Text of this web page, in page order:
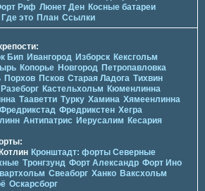
Риф Люнет Ден Косные батареи
Где это План Ссылки
Бип Ивангород Изборск Кексгольм
Копорье Новгород Петропавловка
Порхов Псков Старая Ладога Тихвин
Кастельхольм Кюменлинна
Тааветти Турку Хамина Хямеенлинна
Фредрикстад Фредрикстен Хегра
Антипатрис Иерусалим Кесария
Кронштадт: форты Северные
Тронгзунд Форт Александр Форт Ино
Свеаборг Ханко Ваксхольм
Оскарсборг